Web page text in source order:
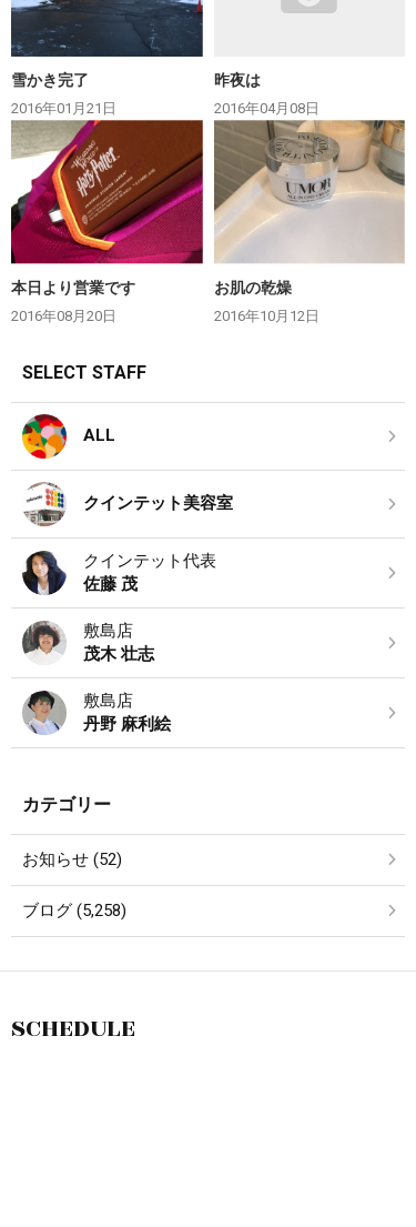
雪かき完了
2016年01月21日
昨夜は
2016年04月08日
本日より営業です
2016年08月20日
お肌の乾燥
2016年10月12日
SELECT STAFF
ALL
クインテット美容室
クインテット代表
佐藤 茂
敷島店
茂木 壮志
敷島店
丹野 麻利絵
カテゴリー
お知らせ (52)
ブログ (5,258)
SCHEDULE